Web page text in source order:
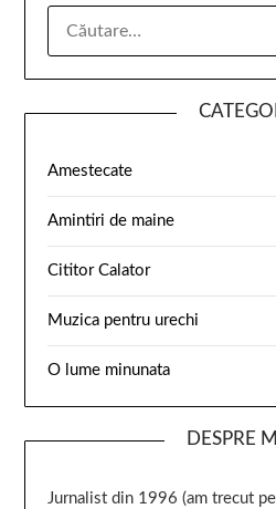
Amestecate
Amintiri de maine
Cititor Calator
Muzica pentru urechi
O lume minunata
DESPRE
Jurnalist din 1996 (am trecut